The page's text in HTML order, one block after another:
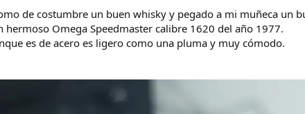
de costumbre un buen whisky y pegado a mi muñeca un
hermoso Omega Speedmaster calibre 1620 del año 1977.
es de acero es ligero como una pluma y muy cómodo.